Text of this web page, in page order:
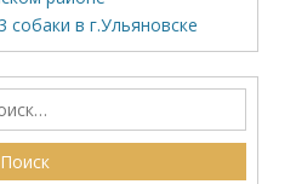
в г.Ульяновске